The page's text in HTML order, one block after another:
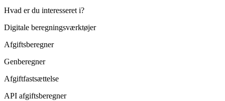
Hvad er du interesseret i?
Digitale beregningsværktøjer
Afgiftsberegner
Genberegner
Afgiftfastsættelse
API afgiftsberegner